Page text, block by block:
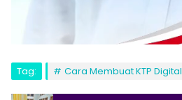
Tag: Cara Membuat KTP Digital